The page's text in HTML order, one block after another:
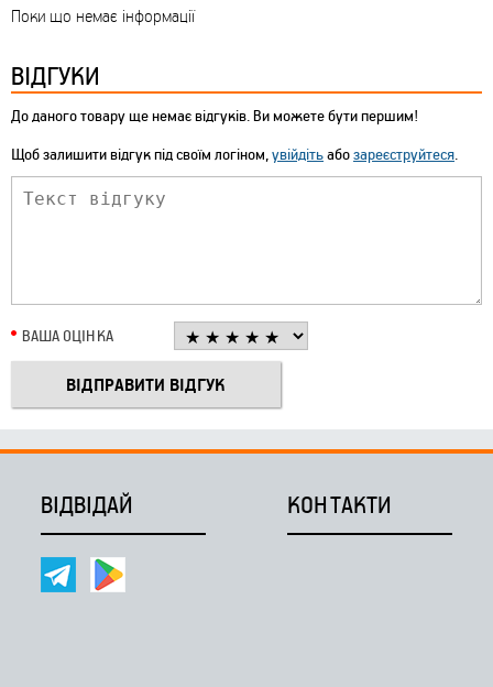
Поки що немає інформації
ВІДГУКИ
До даного товару ще немає відгуків. Ви можете бути першим!
Щоб залишити відгук під своїм логіном,увійдітьабозареєструйтеся.
ВАША ОЦІНКА
ВІДВІДАЙ КОНТАКТИ